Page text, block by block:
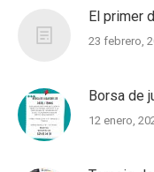
El primer
23 febrero,
Borsa de
12 enero,